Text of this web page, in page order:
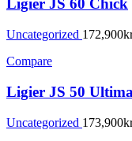
Ligier JS 60 Chick
Uncategorized 172,900
Compare
Ligier JS 50
Uncategorized 173,900